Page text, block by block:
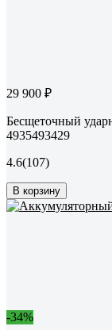
29 900 ₽
Бесщеточный
4935493429
4.6(107)
В корзину
-34%